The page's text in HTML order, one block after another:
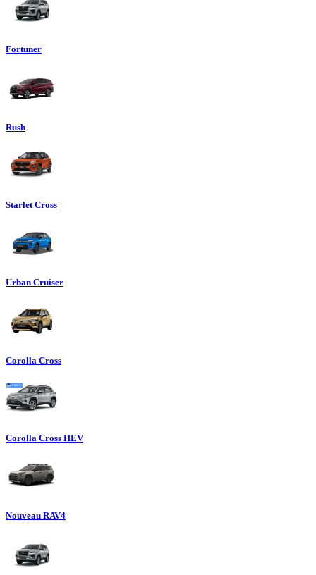
Fortuner
Rush
Starlet Cross
Urban Cruiser
Corolla Cross
Corolla Cross HEV
Nouveau RAV4